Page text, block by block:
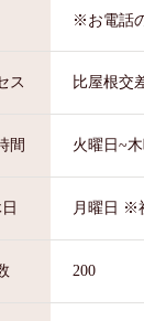
※お電話
ス 比屋根交
間 火曜日~
月曜日 ※
200